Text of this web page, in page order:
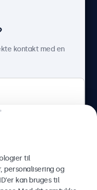
Albertslund, Danmark
kontakt med en
til
personalisering og
kan bruges til